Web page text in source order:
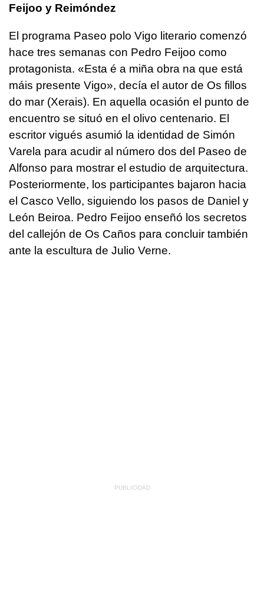
Feijoo y Reimóndez
El programa Paseo polo Vigo literario comenzó
hace tres semanas con Pedro Feijoo como
protagonista. «Esta é a miña obra na que está
máis presente Vigo», decía el autor de Os fillos
do mar (Xerais). En aquella ocasión el punto de
encuentro se situó en el olivo centenario. El
escritor vigués asumió la identidad de Simón
Varela para acudir al número dos del Paseo de
Alfonso para mostrar el estudio de arquitectura.
Posteriormente, los participantes bajaron hacia
el Casco Vello, siguiendo los pasos de Daniel y
León Beiroa. Pedro Feijoo enseñó los secretos
del callejón de Os Caños para concluir también
ante la escultura de Julio Verne.